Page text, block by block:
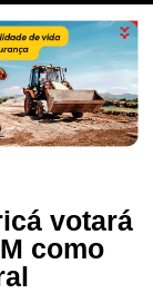
votará
como